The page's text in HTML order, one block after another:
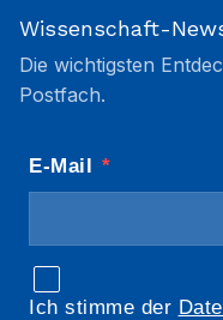
Wissenschaft-
Die wichtigsten
Postfach.